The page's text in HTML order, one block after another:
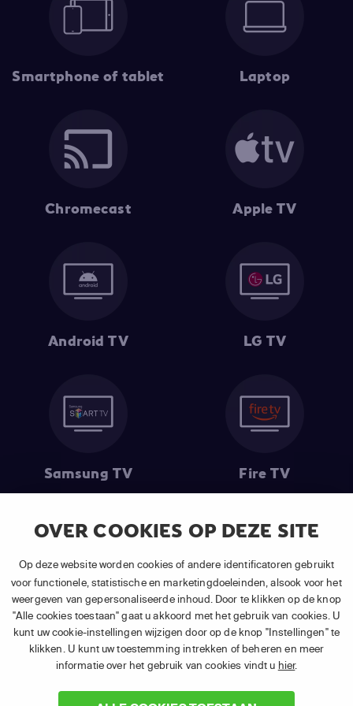
OVER COOKIES OP DEZE SITE
Op deze website worden cookies of andere identificatoren gebruikt
voor functionele, statistische en marketingdoeleinden, alsook voor het
weergeven van gepersonaliseerde inhoud. Door te klikken op de knop
"Alle cookies toestaan" gaat u akkoord met het gebruik van cookies. U
kunt uw cookie-instellingen wijzigen door op de knop "Instellingen" te
klikken. U kunt uw toestemming intrekken of beheren en meer
informatie over het gebruik van cookies vindt u hier.
Smartphone of tablet Laptop
Chromecast Apple TV
Android TV LG TV
Samsung TV Fire TV
(1) De eerste 30 dagen gratis: Geldig op alle nieuwe abonnementen
van APP TV Light, Basic of Plus.
(2) Prijs abonnement : Incl. BTW.
(3) Restart & Replayis beschikbaar voorvolgende zendersafhankelijk
van je gekozen pakket.